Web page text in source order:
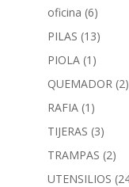
oficina (6)
PILAS (13)
PIOLA (1)
QUEMADOR (2)
RAFIA (1)
TIJERAS (3)
TRAMPAS (2)
UTENSILIOS